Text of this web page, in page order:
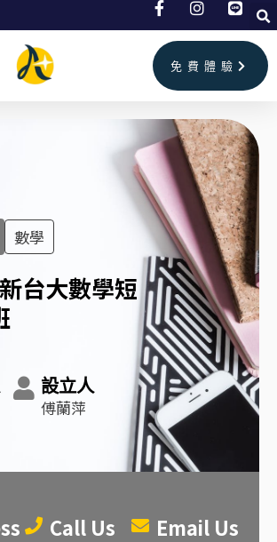
免費體驗
數學
台大數學短
設立人
傅蘭萍
Call Us Email Us